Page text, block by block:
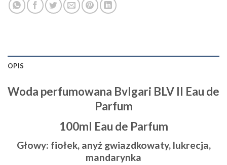
OPIS
Woda perfumowana Bvlgari BLV II Eau de
Parfum
100ml Eau de Parfum
Głowy: fiołek, anyż gwiazdkowaty, lukrecja,
mandarynka